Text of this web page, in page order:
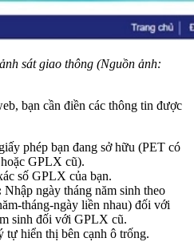
sát giao thông (Nguồn ảnh:
bạn cần điền các thông tin được
phép bạn đang sở hữu (PET có
GPLX cũ).
số GPLX của bạn.
Nhập ngày tháng năm sinh theo
tháng-ngày liền nhau) đối với
sinh đối với GPLX cũ.
tự hiển thị bên cạnh ô trống.